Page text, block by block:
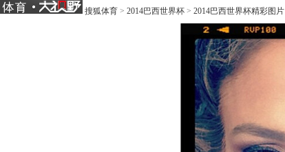
搜狐体育 > 2014巴西世界杯 > 2014巴西世界杯精彩图片